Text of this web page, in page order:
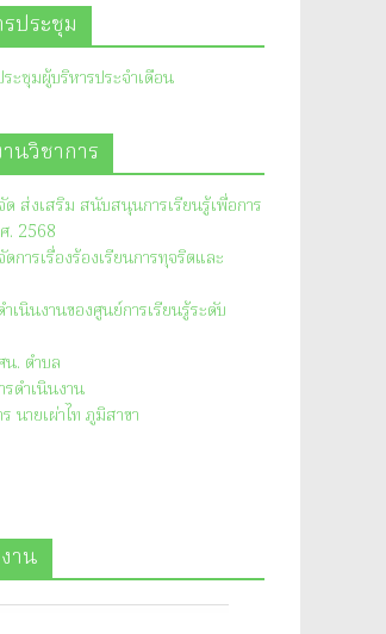
ประชุม
ระชุมผู้บริหารประจำเดือน
นวิชาการ
ด ส่งเสริม สนับสนุนการเรียนรู้เพื่อการ
. 2568
ดการเรื่องร้องเรียนการทุจริตและ
ำเนินงานของศูนย์การเรียนรู้ระดับ
น. ตำบล
รดำเนินงาน
นายเผ่าไท ภูมิสาขา
าน